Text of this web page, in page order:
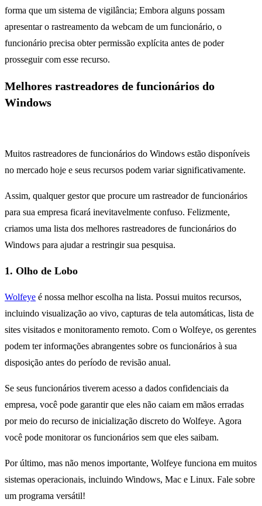
forma que um sistema de vigilância; Embora alguns possam
apresentar o rastreamento da webcam de um funcionário, o
funcionário precisa obter permissão explícita antes de poder
prosseguir com esse recurso.
Melhores rastreadores de funcionários do
Windows
Muitos rastreadores de funcionários do Windows estão disponíveis
no mercado hoje e seus recursos podem variar significativamente.
Assim, qualquer gestor que procure um rastreador de funcionários
para sua empresa ficará inevitavelmente confuso. Felizmente,
criamos uma lista dos melhores rastreadores de funcionários do
Windows para ajudar a restringir sua pesquisa.
1. Olho de Lobo
Wolfeye é nossa melhor escolha na lista. Possui muitos recursos,
incluindo visualização ao vivo, capturas de tela automáticas, lista de
sites visitados e monitoramento remoto. Com o Wolfeye, os gerentes
podem ter informações abrangentes sobre os funcionários à sua
disposição antes do período de revisão anual.
Se seus funcionários tiverem acesso a dados confidenciais da
empresa, você pode garantir que eles não caiam em mãos erradas
por meio do recurso de inicialização discreto do Wolfeye. Agora
você pode monitorar os funcionários sem que eles saibam.
Por último, mas não menos importante, Wolfeye funciona em muitos
sistemas operacionais, incluindo Windows, Mac e Linux. Fale sobre
um programa versátil!